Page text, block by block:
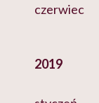
czerwiec
2019